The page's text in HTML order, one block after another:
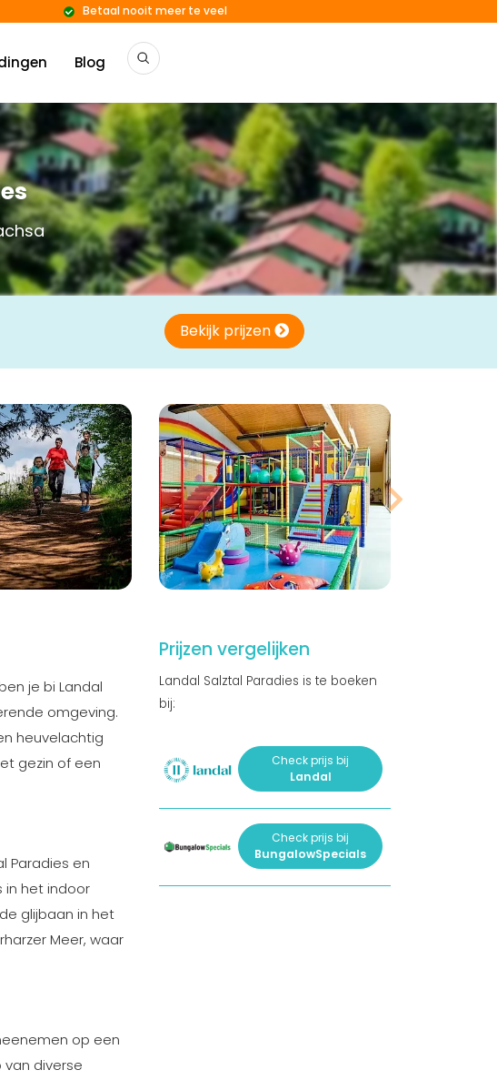
Blog
Betaal nooit meer te veel
Bekijk prijzen
je bi Landal
omgeving.
heuvelachtig
gezin of een
Paradies en
in het indoor
glijbaan in het
Meer, waar
op een
diverse
Prijzen vergelijken
Landal Salztal Paradies is te boeken
bij:
Check prijs bij
Landal
Check prijs bij
BungalowSpecials